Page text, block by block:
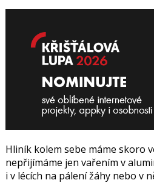
Hliník kolem sebe máme skoro
nepřijímáme jen vařením v
i v lécích na pálení žáhy nebo v